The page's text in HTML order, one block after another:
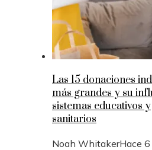
Las 15 donaciones
más grandes y su
sistemas educativos y
sanitarios
Noah WhitakerHace 6